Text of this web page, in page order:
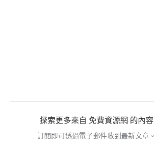
探索更多來自 免費資源網 的內容
訂閱即可透過電子郵件收到最新文章。